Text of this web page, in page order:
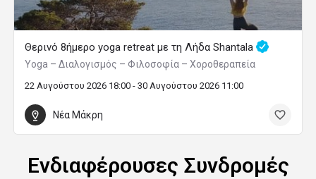
Θερινό 8ήμερο yoga retreat με τη Λήδα Shantala
Yoga – Διαλογισμός – Φιλοσοφία – Χοροθεραπεία
22 Αυγούστου 2026 18:00 - 30 Αυγούστου 2026 11:00
Νέα Μάκρη
Ενδιαφέρουσες Συνδρομές